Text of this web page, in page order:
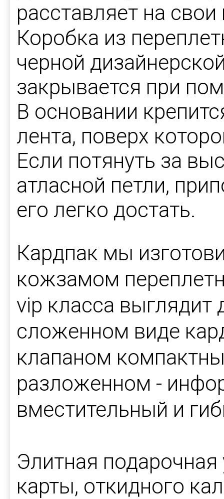
расставляет на
Коробка из
черной
закрывается при
В основании
лента, поверх
Если потянуть за
атласной петли,
его легко достать.
Кардпак мы
кожзамом
vip класса
сложенном виде
клапаном
разложенном -
вместительный и
Элитная
карты, откидного